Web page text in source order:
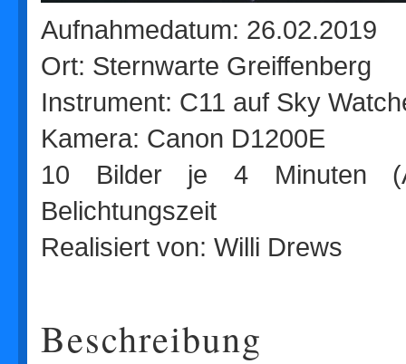
Aufnahmedatum: 26.02.2019
Ort: Sternwarte Greiffenberg
Instrument: C11 auf Sky
Kamera: Canon D1200E
10 Bilder je 4 Minuten
Belichtungszeit
Realisiert von: Willi Drews
Beschreibung